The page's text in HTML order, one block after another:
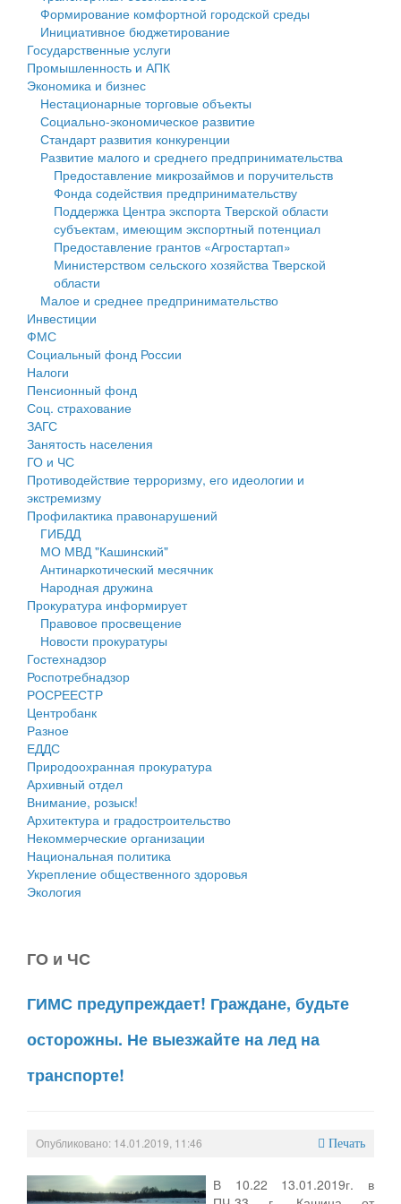
Государственные услуги
Промышленность и АПК
Экономика и бизнес
Символика
Устав
Гостям округа
Туризм
Культура
Образование
Здравоохранение
Социальная защита
Фотоальбом
муниципального округа Тверской области
Администрация Кашинского муниципального округа
Тверской области
Управление сельскими территориями
Открытые данные
Работа с обращениями граждан
Муниципальный контроль
Муниципальные услуги
Проекты административных регламентов
Антимонопольный комплаенс
Противодействие коррупции
Финансовое управление
Бюджет для граждан
Имущество
Выявление правообладателей ранее учтенных
объектов недвижимости
Имущественная поддержка субъектов малого и
среднего предпринимательства
Информационная поддержка субъектов малого и
среднего предпринимательства
Муниципальные программы
Контрольно-счетная палата
Персональные данные
Оценка регулирующего воздействия
Деятельность МУ
Нормативы градостроительного проектирования
Правила землепользования и застройки
Генеральные планы
Проекты планировки территории
Собрание депутатов
Городское поселение
Сельские поселения
Формирование комфортной городской среды
Инициативное бюджетирование
Государственные услуги
Промышленность и АПК
Экономика и бизнес
Нестационарные торговые объекты
Социально-экономическое развитие
Стандарт развития конкуренции
Развитие малого и среднего предпринимательства
Предоставление микрозаймов и поручительств
Фонда содействия предпринимательству
Поддержка Центра экспорта Тверской области
субъектам, имеющим экспортный потенциал
Предоставление грантов «Агростартап»
Министерством сельского хозяйства Тверской
области
Малое и среднее предпринимательство
Инвестиции
ФМС
Социальный фонд России
Налоги
Пенсионный фонд
Соц. страхование
ЗАГС
Занятость населения
ГО и ЧС
Противодействие терроризму, его идеологии и
экстремизму
Профилактика правонарушений
ГИБДД
МО МВД "Кашинский"
Антинаркотический месячник
Народная дружина
Прокуратура информирует
Правовое просвещение
Новости прокуратуры
Гостехнадзор
Роспотребнадзор
РОСРЕЕСТР
Центробанк
Разное
ЕДДС
Природоохранная прокуратура
Архивный отдел
Внимание, розыск!
Архитектура и градостроительство
Некоммерческие организации
Национальная политика
Укрепление общественного здоровья
Экология
ГО и ЧС
ГИМС предупреждает! Граждане, будьте
осторожны. Не выезжайте на лед на
транспорте!
Опубликовано: 14.01.2019, 11:46 Печать
В 10.22 13.01.2019г. в